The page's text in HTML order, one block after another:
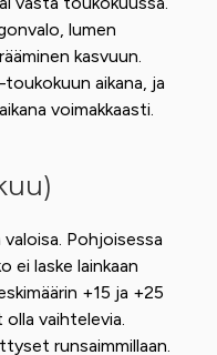
lumen
kasvuun.
aikana, ja
voimakkaasti.
Pohjoisessa
ei laske lainkaan
+15 ja +25
vaihtelevia.
runsaimmillaan.